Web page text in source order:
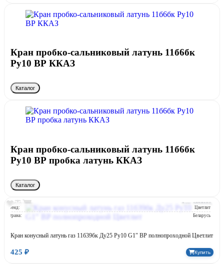
Кран пробко-сальниковый латунь 11б6бк
Ру10 ВР ККАЗ
Каталог
Кран пробко-сальниковый латунь 11б6бк
Ру10 ВР пробка латунь ККАЗ
Каталог
Арт: 1038105
Бренд:
Цветлит
Страна:
Беларусь
Кран конусный латунь газ 11б39бк Ду25 Ру10 G1″ ВР полнопроходной Цветлит
425 ₽ Купить